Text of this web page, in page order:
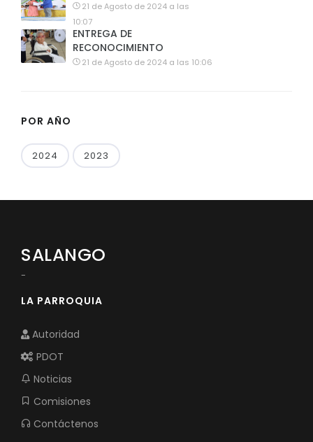
21 de Agosto de 2024 a las
10:07
ENTREGA DE
RECONOCIMIENTO
21 de Agosto de 2024 a las 10:06
POR AÑO
2024 2023
SALANGO
-
LA PARROQUIA
Autoridad
PDOT
Noticias
Comisiones
Contáctenos